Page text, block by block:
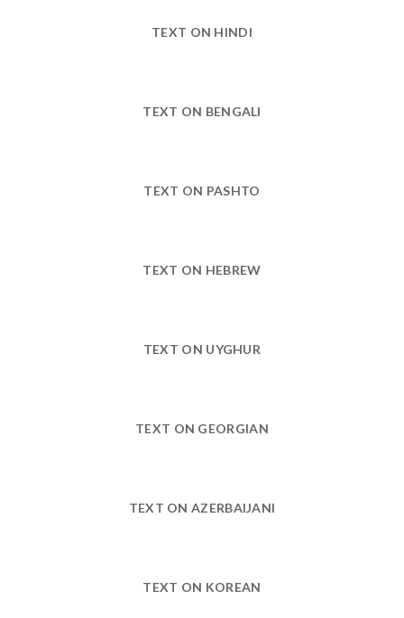
TEXT ON HINDI
TEXT ON BENGALI
TEXT ON PASHTO
TEXT ON HEBREW
TEXT ON UYGHUR
TEXT ON GEORGIAN
TEXT ON AZERBAIJANI
TEXT ON KOREAN